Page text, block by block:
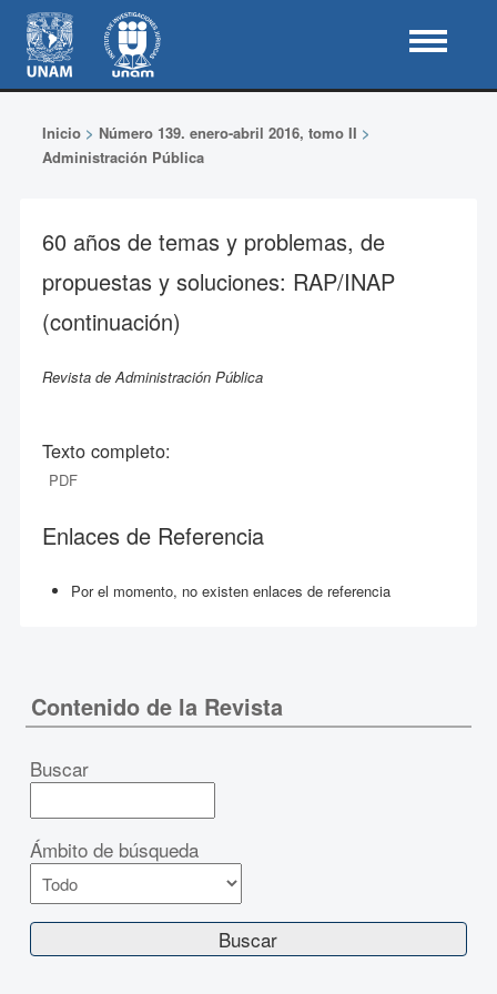
Inicio> Número 139. enero-abril 2016, tomo II >
Administración Pública
60 años de temas y problemas, de
propuestas y soluciones: RAP/INAP
(continuación)
Revista de Administración Pública
Texto completo:
PDF
Enlaces de Referencia
Por el momento, no existen enlaces de referencia
Contenido de la Revista
Buscar
Ámbito de búsqueda